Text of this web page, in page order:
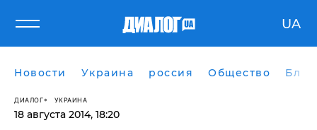
UA
Новости Украина россия Общество
ДИАЛОГ УКРАИНА
18 августа 2014, 18:20